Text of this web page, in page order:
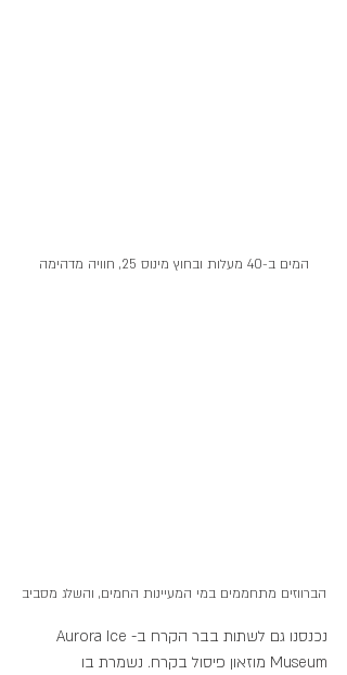
המים ב-40 מעלות ובחוץ מינוס 25, חוויה מדהימה
הברווזים מתחממים במי המעיינות החמים, והשלג מסביב
נכנסנו גם לשתות בבר הקרח ב-Aurora Ice
Museum מוזאון פיסול בקרח. נשמרת בו